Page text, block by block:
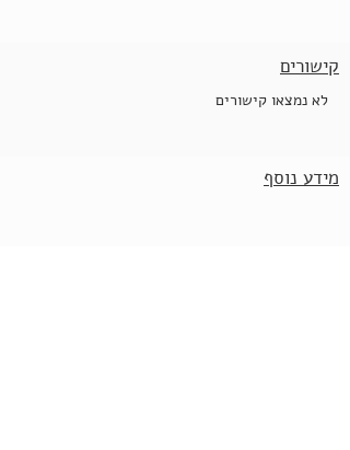
קישורים
לא נמצאו קישורים
מידע נוסף